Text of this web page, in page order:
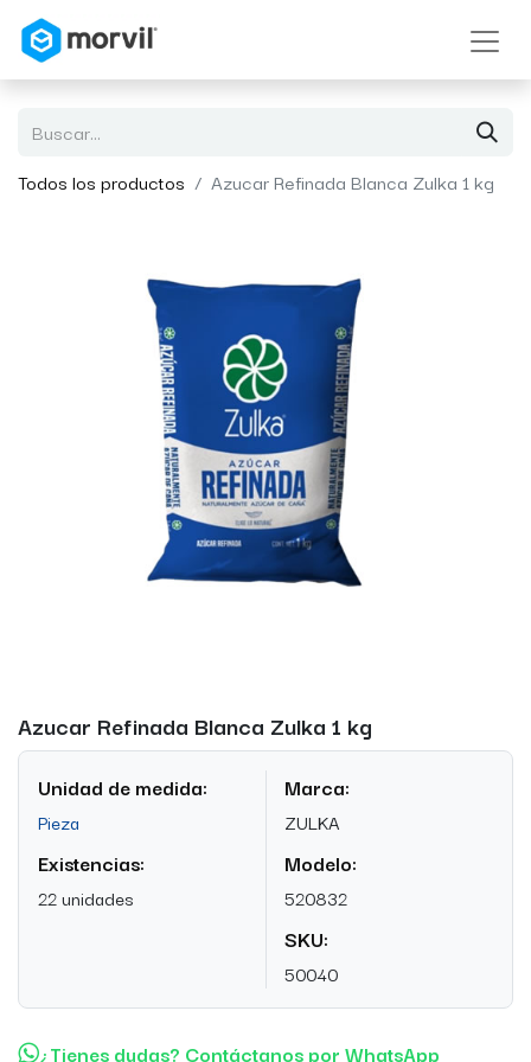
Todos los productos Azucar Refinada Blanca Zulka 1 kg
Azucar Refinada Blanca Zulka 1 kg
Unidad de medida:
Pieza
Existencias:
22 unidades
Marca:
ZULKA
Modelo:
520832
SKU:
50040
¿Tienes dudas? Contáctanos por WhatsApp